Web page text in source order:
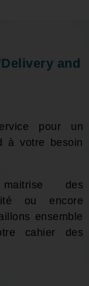
and
pour un
à votre besoin
des
ou encore
ensemble
cahier des